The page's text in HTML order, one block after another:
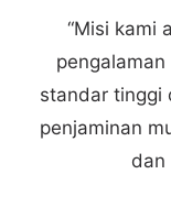
“Misi kami
standar tinggi
penjaminan
dan